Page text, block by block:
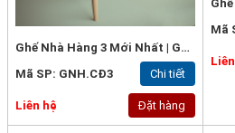
Ghế Nhà Hàng 3 Mới Nhất | Ghế Nhà Hàng Cao Cấp | Ghế Nhà Hàng Mới
Mã SP: GNH.CĐ3
Chi tiết
Liên hệ Đặt hàng
Mã